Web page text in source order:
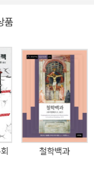
엇이 특별한 걸까? 철학
는 생각의 의미를 탐구
심찬 시도를 담은 철학
전 세계의 주목을 받는
인간의 생각이 시각, 청
적 감각임을 논증한다.
각으로 접근하듯 생각은
와 나를 연결하는 감각이
우리의 개념은 역사와 문
생각은 기술로 대체될
품
철학백과